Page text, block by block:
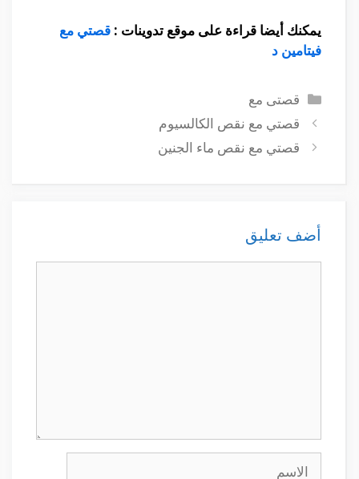
يمكنك أيضا قراءة على موقع تدوينات : قصتي مع
فيتامين د
التصنيفات
قصتى مع
قصتي مع نقص الكالسيوم
قصتي مع نقص ماء الجنين
أضف تعليق
الاسم